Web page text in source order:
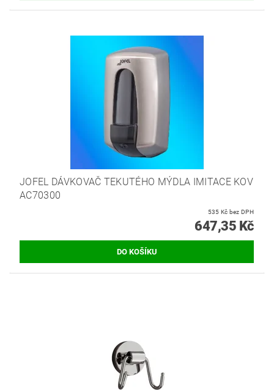
JOFEL DÁVKOVAČ TEKUTÉHO MÝDLA IMITACE KOV
AC70300
535 Kč bez DPH
647,35 Kč